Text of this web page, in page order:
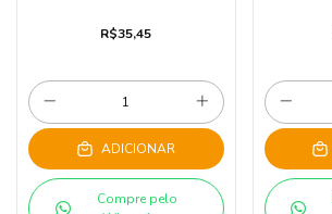
R$35,45
ADICIONAR
Compre pelo